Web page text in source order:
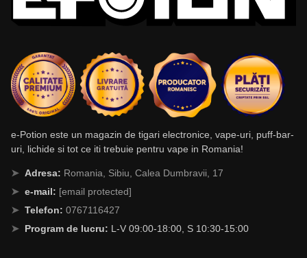
e-Potion este un magazin de tigari electronice, vape-uri, puff-bar-
uri, lichide si tot ce iti trebuie pentru vape in Romania!
Adresa: Romania, Sibiu, Calea Dumbravii, 17
e-mail: [email protected]
Telefon: 0767116427
Program de lucru: L-V 09:00-18:00, S 10:30-15:00